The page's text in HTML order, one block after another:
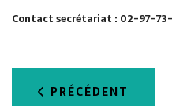
Contact secrétariat : 02-97-
ARTICLE
PRÉCÉDENT